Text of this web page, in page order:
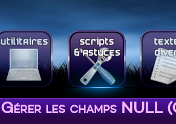
Gérer les champs NULL